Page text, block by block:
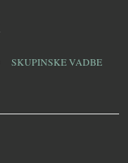
SKUPINSKE VADBE